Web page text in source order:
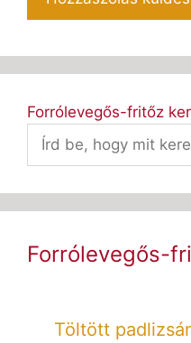
Forrólevegős-fritőz
Forrólevegős-
Töltött